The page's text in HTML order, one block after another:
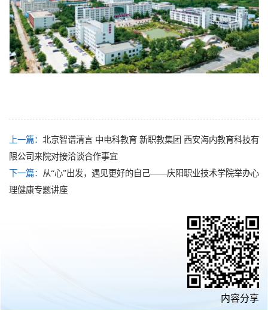
上一篇： 北京智谱清言 中电科教育 新职教集团 西安海内教育科技有
限公司来院对接洽谈合作事宜
下一篇： 从“心”出发，遇见更好的自己——庆阳职业技术学院举办心
理健康专题讲座
内容分享